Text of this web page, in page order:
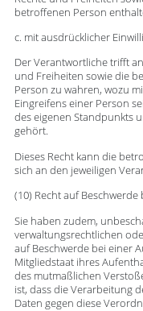
betroffenen Person
c. mit ausdrücklicher
Der Verantwortliche trifft
und Freiheiten sowie die
Person zu wahren, wozu
Eingreifens einer Person
des eigenen Standpunkts
gehört.
Dieses Recht kann die
sich an den jeweiligen
(10) Recht auf
Sie haben zudem,
verwaltungsrechtlichen
auf Beschwerde bei einer
Mitgliedstaat ihres
des mutmaßlichen
ist, dass die Verarbeitung
Daten gegen diese